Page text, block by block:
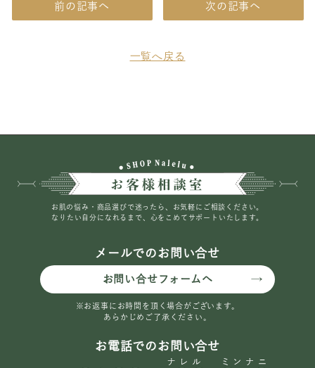
前の記事へ
一覧へ戻る
次の記事へ
お肌の悩み・商品選びで迷ったら、お気軽にご相談ください。
なりたい自分になれるまで、心をこめてサポートいたします。
メールでのお問い合せ
お問い合せフォームへ
※お返事にお時間を頂く場合がございます。
あらかじめご了承ください。
お電話でのお問い合せ